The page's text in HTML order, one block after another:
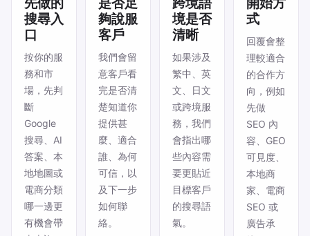
搜尋入
口
按你的服
務和市
場，先判
斷
Google
搜尋、AI
答案、本
地地圖或
電商分類
哪一邊更
有機會帶
夠說服
客戶
我們會留
意客戶看
完是否清
楚知道你
提供甚
麼、適合
誰、為何
可信，以
及下一步
如何聯
絡。
境是否
清晰
如果涉及
繁中、英
文、日文
或跨境服
務，我們
會指出哪
些內容需
要更貼近
目標客戶
的搜尋語
氣。
式
回覆會整
理較適合
的合作方
向，例如
先做
SEO 內
容、GEO
可見度、
本地商
家、電商
SEO 或
廣告承